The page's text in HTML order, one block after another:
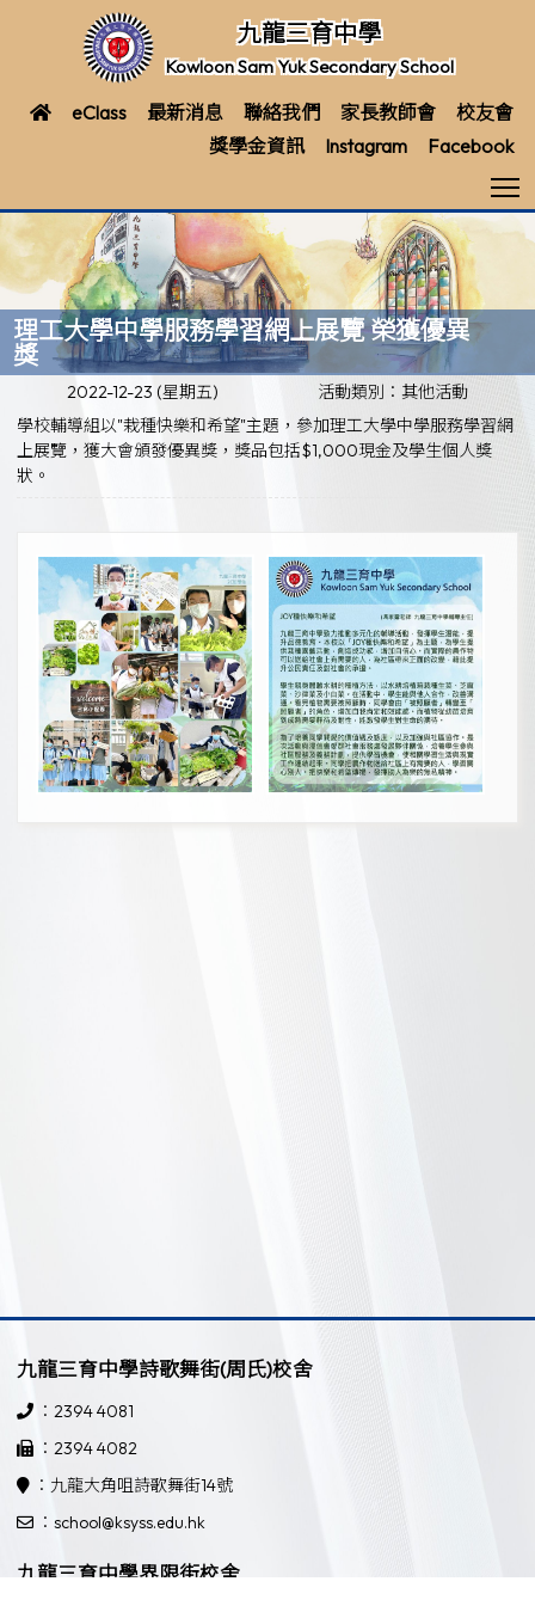
九龍三育中學
Kowloon Sam Yuk Secondary School
eClass 最新消息 聯絡我們 家長教師會
校友會
獎學金資訊
Instagram Facebook
理工大學中學服務學習網上展覽 榮獲優異
獎
2022-12-23 (星期五)
活動類別：其他活動
學校輔導組以"栽種快樂和希望"主題，參加理工大學中學服務學習網
上展覽，獲大會頒發優異獎，獎品包括$1,000現金及學生個人獎
狀。
九龍三育中學詩歌舞街(周氏)校舍
：2394 4081
：2394 4082
：九龍大角咀詩歌舞街14號
：school@ksyss.edu.hk
九龍三育中學界限街校舍